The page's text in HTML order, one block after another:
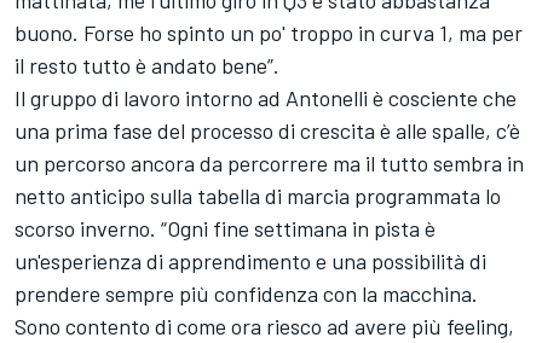
buono. Forse ho spinto un po' troppo in curva 1, ma per
il resto tutto è andato bene”.
Il gruppo di lavoro intorno ad Antonelli è cosciente che
una prima fase del processo di crescita è alle spalle, c’è
un percorso ancora da percorrere ma il tutto sembra in
netto anticipo sulla tabella di marcia programmata lo
scorso inverno. “Ogni fine settimana in pista è
un'esperienza di apprendimento e una possibilità di
prendere sempre più confidenza con la macchina.
Sono contento di come ora riesco ad avere più feeling,